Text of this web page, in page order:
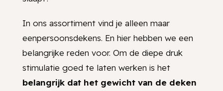
In ons assortiment vind je alleen maar
eenpersoonsdekens. En hier hebben we een
belangrijke reden voor. Om de diepe druk
stimulatie goed te laten werken is het
belangrijk dat het gewicht van de deken